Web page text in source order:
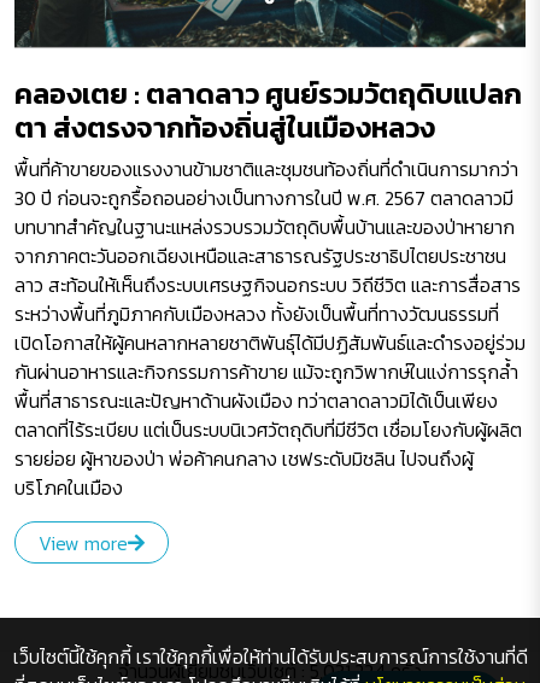
คลองเตย : ตลาดลาว ศูนย์รวมวัตถุดิบแปลก
ตา ส่งตรงจากท้องถิ่นสู่ในเมืองหลวง
พื้นที่ค้าขายของแรงงานข้ามชาติและชุมชนท้องถิ่นที่ดำเนินการมากว่า
30 ปี ก่อนจะถูกรื้อถอนอย่างเป็นทางการในปี พ.ศ. 2567 ตลาดลาวมี
บทบาทสำคัญในฐานะแหล่งรวบรวมวัตถุดิบพื้นบ้านและของป่าหายาก
จากภาคตะวันออกเฉียงเหนือและสาธารณรัฐประชาธิปไตยประชาชน
ลาว สะท้อนให้เห็นถึงระบบเศรษฐกิจนอกระบบ วิถีชีวิต และการสื่อสาร
ระหว่างพื้นที่ภูมิภาคกับเมืองหลวง ทั้งยังเป็นพื้นที่ทางวัฒนธรรมที่
เปิดโอกาสให้ผู้คนหลากหลายชาติพันธุ์ได้มีปฏิสัมพันธ์และดำรงอยู่ร่วม
กันผ่านอาหารและกิจกรรมการค้าขาย แม้จะถูกวิพากษ์ในแง่การรุกล้ำ
พื้นที่สาธารณะและปัญหาด้านผังเมือง ทว่าตลาดลาวมิได้เป็นเพียง
ตลาดที่ไร้ระเบียบ แต่เป็นระบบนิเวศวัตถุดิบที่มีชีวิต เชื่อมโยงกับผู้ผลิต
รายย่อย ผู้หาของป่า พ่อค้าคนกลาง เชฟระดับมิชลิน ไปจนถึงผู้
บริโภคในเมือง
View more
เว็บไซต์นี้ใช้คุกกี้ เราใช้คุกกี้เพื่อให้ท่านได้รับประสบการณ์การใช้งานที่ดี
จำนวนผู้เยี่ยมชมเว็บไซต์ : 5,031,224 ครั้ง